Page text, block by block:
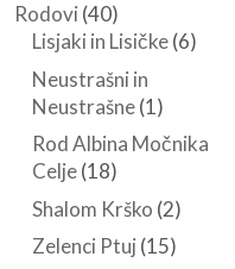
Rodovi (40)
Lisjaki in Lisičke(6)
Neustrašni in
Neustrašne(1)
Rod Albina Močnika
Celje(18)
Shalom Krško (2)
Zelenci Ptuj (15)